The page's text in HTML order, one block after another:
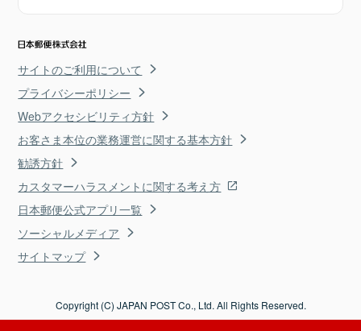
サイトのご利用について
プライバシーポリシー
Webアクセシビリティ方針
お客さま本位の業務運営に関する基本方針
勧誘方針
カスタマーハラスメントに関する考え方
日本郵便公式アプリ一覧
ソーシャルメディア
サイトマップ
Copyright (C) JAPAN POST Co., Ltd. All Rights Reserved.